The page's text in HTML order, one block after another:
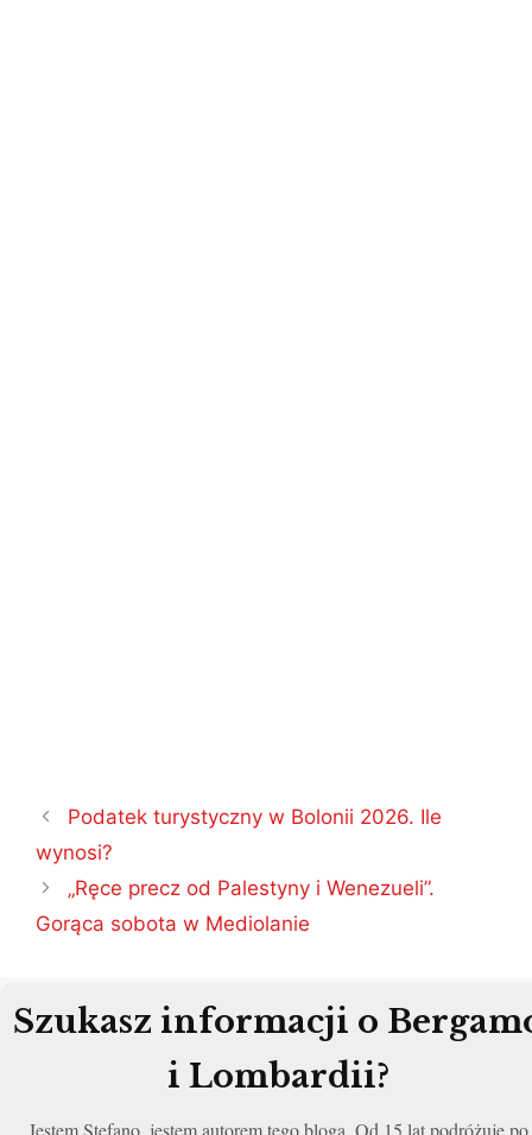
Nawigacja
wpisu
Podatek turystyczny w Bolonii 2026. Ile
wynosi?
„Ręce precz od Palestyny i Wenezueli”.
Gorąca sobota w Mediolanie
Szukasz informacji o
i Lombardii?
Jestem Stefano, jestem autorem tego bloga. Od 15 lat podróżuje po